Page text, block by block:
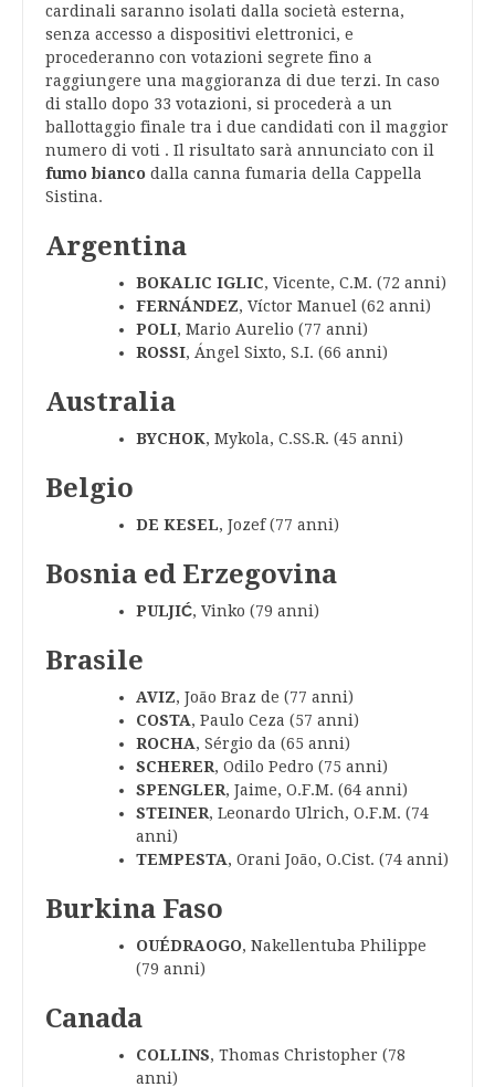
cardinali saranno isolati dalla società esterna,
senza accesso a dispositivi elettronici, e
procederanno con votazioni segrete fino a
raggiungere una maggioranza di due terzi. In caso
di stallo dopo 33 votazioni, si procederà a un
ballottaggio finale tra i due candidati con il maggior
numero di voti . Il risultato sarà annunciato con il
fumo bianco dalla canna fumaria della Cappella
Sistina.
Argentina
BOKALIC IGLIC, Vicente, C.M. (72 anni)
FERNÁNDEZ, Víctor Manuel (62 anni)
POLI, Mario Aurelio (77 anni)
ROSSI, Ángel Sixto, S.I. (66 anni)
Australia
BYCHOK, Mykola, C.SS.R. (45 anni)
Belgio
DE KESEL, Jozef (77 anni)
Bosnia ed Erzegovina
PULJIĆ, Vinko (79 anni)
Brasile
AVIZ, João Braz de (77 anni)
COSTA, Paulo Ceza (57 anni)
ROCHA, Sérgio da (65 anni)
SCHERER, Odilo Pedro (75 anni)
SPENGLER, Jaime, O.F.M. (64 anni)
STEINER, Leonardo Ulrich, O.F.M. (74
anni)
TEMPESTA, Orani João, O.Cist. (74 anni)
Burkina Faso
OUÉDRAOGO, Nakellentuba Philippe
(79 anni)
Canada
COLLINS, Thomas Christopher (78
anni)